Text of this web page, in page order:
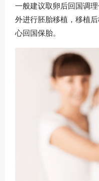
一般建议取卵后回国调
外进行胚胎移植，移植
心回国保胎。